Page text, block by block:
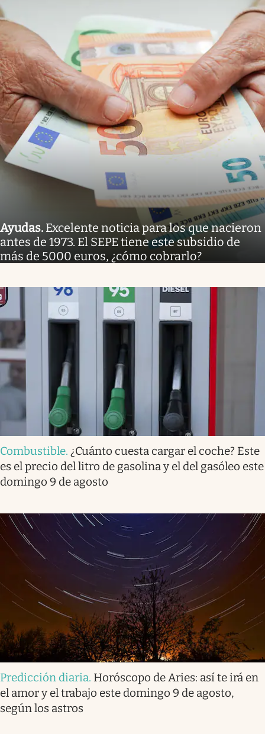
Ayudas. Excelente noticia para los que nacieron
antes de 1973. El SEPE tiene este subsidio de
más de 5000 euros, ¿cómo cobrarlo?
Combustible. ¿Cuánto cuesta cargar el coche? Este
es el precio del litro de gasolina y el del gasóleo este
domingo 9 de agosto
Predicción diaria. Horóscopo de Aries: así te irá en
el amor y el trabajo este domingo 9 de agosto,
según los astros